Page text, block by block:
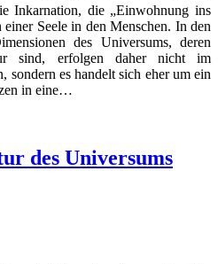
Inkarnation, die „Einwohnung ins
Seele in den Menschen. In den
des Universums, deren
sind, erfolgen daher nicht im
sondern es handelt sich eher um ein
in eine…
des Universums